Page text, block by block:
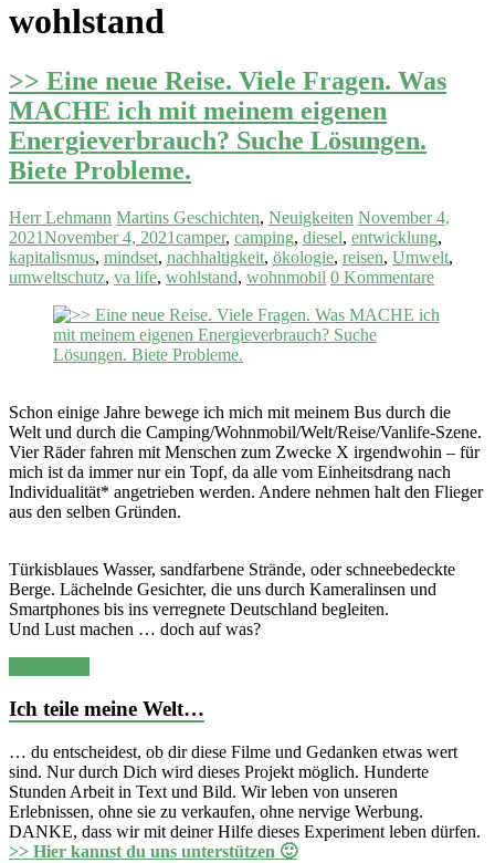
wohlstand
>> Eine neue Reise. Viele Fragen. Was
MACHE ich mit meinem eigenen
Energieverbrauch? Suche Lösungen.
Biete Probleme.
Herr Lehmann Martins Geschichten, Neuigkeiten November 4,
2021November 4, 2021camper, camping, diesel, entwicklung,
kapitalismus, mindset, nachhaltigkeit, ökologie, reisen, Umwelt,
umweltschutz, va life, wohlstand, wohnmobil 0 Kommentare
Schon einige Jahre bewege ich mich mit meinem Bus durch die
Welt und durch die Camping/Wohnmobil/Welt/Reise/Vanlife-Szene.
Vier Räder fahren mit Menschen zum Zwecke X irgendwohin – für
mich ist da immer nur ein Topf, da alle vom Einheitsdrang nach
Individualität* angetrieben werden. Andere nehmen halt den Flieger
aus den selben Gründen.
Türkisblaues Wasser, sandfarbene Strände, oder schneebedeckte
Berge. Lächelnde Gesichter, die uns durch Kameralinsen und
Smartphones bis ins verregnete Deutschland begleiten.
Und Lust machen … doch auf was?
Ich teile meine Welt…
… du entscheidest, ob dir diese Filme und Gedanken etwas wert
sind. Nur durch Dich wird dieses Projekt möglich. Hunderte
Stunden Arbeit in Text und Bild. Wir leben von unseren
Erlebnissen, ohne sie zu verkaufen, ohne nervige Werbung.
DANKE, dass wir mit deiner Hilfe dieses Experiment leben dürfen.
>> Hier kannst du uns unterstützen 🙂